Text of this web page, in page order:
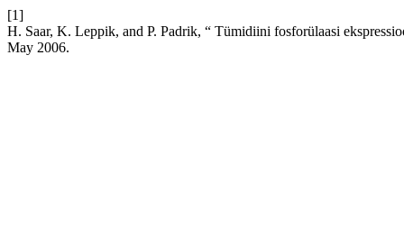
[1]
H. Saar, K. Leppik, and P. Padrik, “ Tümidiini fosforülaasi
May 2006.